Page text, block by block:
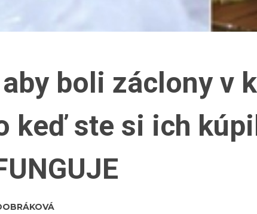
boli záclony v
keď ste si ich